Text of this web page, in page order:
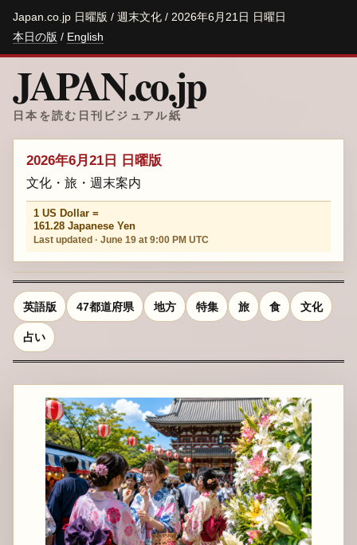
Japan.co.jp 日曜版 / 週末文化 / 2026年6月21日 日曜日
本日の版 / English
JAPAN.co.jp
日本を読む日刊ビジュアル紙
2026年6月21日 日曜版
文化・旅・週末案内
1 US Dollar =
161.28 Japanese Yen
Last updated · June 19 at 9:00 PM UTC
英語版 47都道府県 地方 特集 旅 食 文化
占い